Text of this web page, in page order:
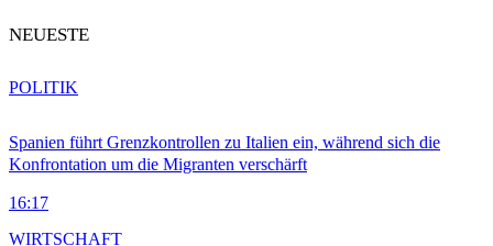
NEUESTE
Spanien führt Grenzkontrollen zu Italien ein, während sich die
Konfrontation um die Migranten verschärft
16:17
POLITIK
WIRTSCHAFT